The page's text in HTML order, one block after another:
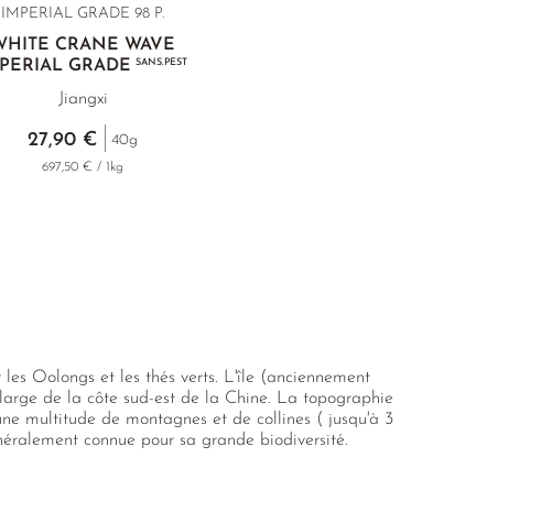
IMPERIAL GRADE 98 P.
CRANE WAVE
GRADESANS.PEST
Jiangxi
27,90 € 40g
697,50 € / 1kg
Oolongs et les thés verts. L'île (anciennement
de la côte sud-est de la Chine. La topographie
multitude de montagnes et de collines ( jusqu'à 3
connue pour sa grande biodiversité.